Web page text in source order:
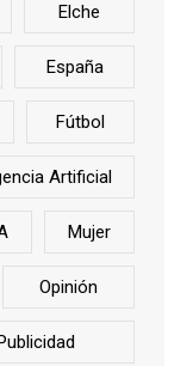
Elche
España
Fútbol
Artificial
Mujer
Opinión